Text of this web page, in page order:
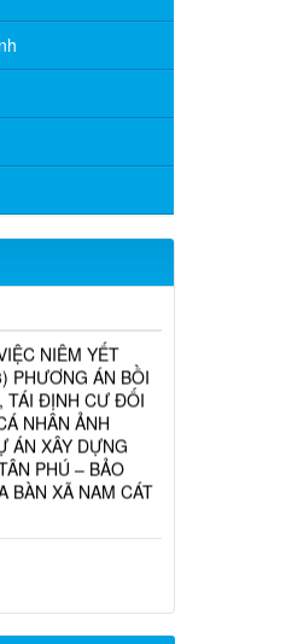
KHAI KHÁM SỨC
NGƯỜI LAO
DỤNG THỦ QUỸ
DỊCH TRỰC
NHCSXH ĐỒNG
NIÊM YẾT
PHƯƠNG ÁN BỒI
TÁI ĐỊNH CƯ ĐỐI
NHÂN ẢNH
ÁN XÂY DỰNG
PHÚ – BẢO
XÃ NAM CÁT